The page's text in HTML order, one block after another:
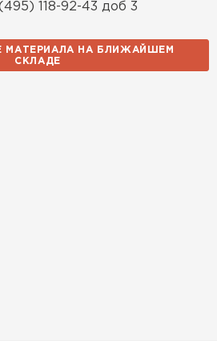
118-92-43 доб 3
МАТЕРИАЛА НА БЛИЖАЙШЕМ
СКЛАДЕ